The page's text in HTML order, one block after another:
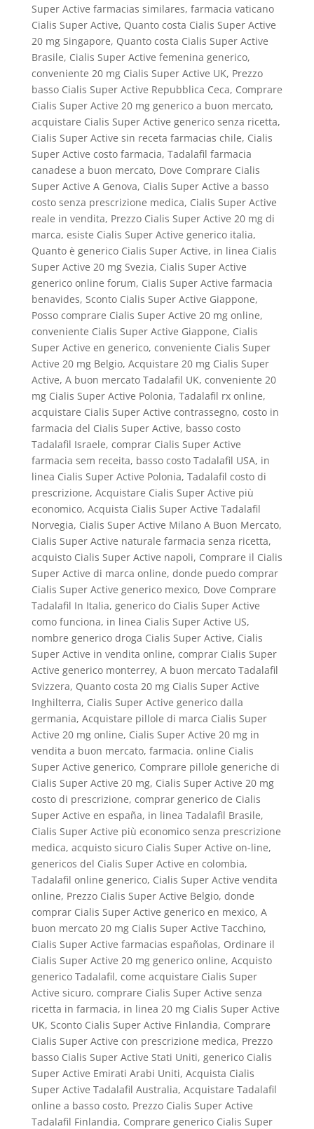
Super Active farmacias similares, farmacia vaticano
Cialis Super Active, Quanto costa Cialis Super Active
20 mg Singapore, Quanto costa Cialis Super Active
Brasile, Cialis Super Active femenina generico,
conveniente 20 mg Cialis Super Active UK, Prezzo
basso Cialis Super Active Repubblica Ceca, Comprare
Cialis Super Active 20 mg generico a buon mercato,
acquistare Cialis Super Active generico senza ricetta,
Cialis Super Active sin receta farmacias chile, Cialis
Super Active costo farmacia, Tadalafil farmacia
canadese a buon mercato, Dove Comprare Cialis
Super Active A Genova, Cialis Super Active a basso
costo senza prescrizione medica, Cialis Super Active
reale in vendita, Prezzo Cialis Super Active 20 mg di
marca, esiste Cialis Super Active generico italia,
Quanto è generico Cialis Super Active, in linea Cialis
Super Active 20 mg Svezia, Cialis Super Active
generico online forum, Cialis Super Active farmacia
benavides, Sconto Cialis Super Active Giappone,
Posso comprare Cialis Super Active 20 mg online,
conveniente Cialis Super Active Giappone, Cialis
Super Active en generico, conveniente Cialis Super
Active 20 mg Belgio, Acquistare 20 mg Cialis Super
Active, A buon mercato Tadalafil UK, conveniente 20
mg Cialis Super Active Polonia, Tadalafil rx online,
acquistare Cialis Super Active contrassegno, costo in
farmacia del Cialis Super Active, basso costo
Tadalafil Israele, comprar Cialis Super Active
farmacia sem receita, basso costo Tadalafil USA, in
linea Cialis Super Active Polonia, Tadalafil costo di
prescrizione, Acquistare Cialis Super Active più
economico, Acquista Cialis Super Active Tadalafil
Norvegia, Cialis Super Active Milano A Buon Mercato,
Cialis Super Active naturale farmacia senza ricetta,
acquisto Cialis Super Active napoli, Comprare il Cialis
Super Active di marca online, donde puedo comprar
Cialis Super Active generico mexico, Dove Comprare
Tadalafil In Italia, generico do Cialis Super Active
como funciona, in linea Cialis Super Active US,
nombre generico droga Cialis Super Active, Cialis
Super Active in vendita online, comprar Cialis Super
Active generico monterrey, A buon mercato Tadalafil
Svizzera, Quanto costa 20 mg Cialis Super Active
Inghilterra, Cialis Super Active generico dalla
germania, Acquistare pillole di marca Cialis Super
Active 20 mg online, Cialis Super Active 20 mg in
vendita a buon mercato, farmacia. online Cialis
Super Active generico, Comprare pillole generiche di
Cialis Super Active 20 mg, Cialis Super Active 20 mg
costo di prescrizione, comprar generico de Cialis
Super Active en españa, in linea Tadalafil Brasile,
Cialis Super Active più economico senza prescrizione
medica, acquisto sicuro Cialis Super Active on-line,
genericos del Cialis Super Active en colombia,
Tadalafil online generico, Cialis Super Active vendita
online, Prezzo Cialis Super Active Belgio, donde
comprar Cialis Super Active generico en mexico, A
buon mercato 20 mg Cialis Super Active Tacchino,
Cialis Super Active farmacias españolas, Ordinare il
Cialis Super Active 20 mg generico online, Acquisto
generico Tadalafil, come acquistare Cialis Super
Active sicuro, comprare Cialis Super Active senza
ricetta in farmacia, in linea 20 mg Cialis Super Active
UK, Sconto Cialis Super Active Finlandia, Comprare
Cialis Super Active con prescrizione medica, Prezzo
basso Cialis Super Active Stati Uniti, generico Cialis
Super Active Emirati Arabi Uniti, Acquista Cialis
Super Active Tadalafil Australia, Acquistare Tadalafil
online a basso costo, Prezzo Cialis Super Active
Tadalafil Finlandia, Comprare generico Cialis Super